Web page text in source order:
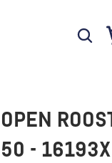
OPEN
50 - 16193X